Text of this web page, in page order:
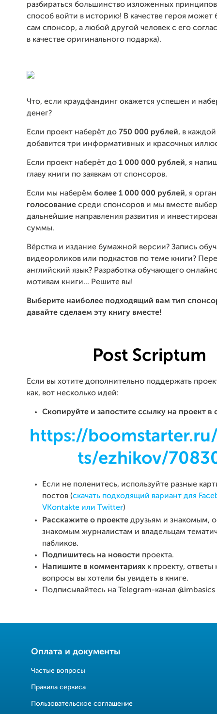
разбираться большинство изложенных
способ войти в историю! В качестве героя может
сам спонсор, а любой другой человек с его
в качестве оригинального подарка).
Что, если краудфандинг окажется успешен и
денег?
Если проект наберёт до 750 000 рублей, в каждой
добавится три информативных и красочных
Если проект наберёт до 1 000 000 рублей, я
главу книги по заявкам от спонсоров.
Если мы наберём более 1 000 000 рублей, я
голосование среди спонсоров и мы вместе
дальнейшие направления развития и
суммы.
Вёрстка и издание бумажной версии? Запись
видеороликов или подкастов по теме книги?
английский язык? Разработка обучающего
мотивам книги... Решите вы!
Выберите наиболее подходящий вам тип
давайте сделаем эту книгу вместе!
Post Scriptum
Если вы хотите дополнительно поддержать
как, вот несколько идей:
Скопируйте и запостите ссылку на проект в
https://
ts/ezhikov/
Если не поленитесь, используйте разные
постов (скачать подходящий вариант для
VKontakte или Twitter)
Расскажите о проекте друзьям и знакомым,
знакомым журналистам и владельцам
пабликов.
Подпишитесь на новости проекта.
Напишите в комментариях к проекту, ответы
вопросы вы хотели бы увидеть в книге.
Подписывайтесь на Telegram-канал @imbasics
Оплата и документы
Частые вопросы
Правила сервиса
Пользовательское соглашение